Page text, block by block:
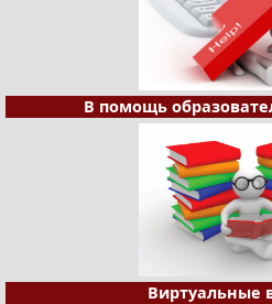
В помощь
Виртуальные